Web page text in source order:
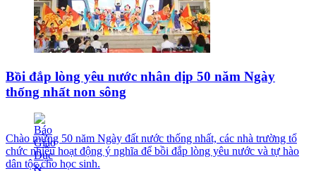
Bồi đắp lòng yêu nước nhân dịp 50 năm Ngày
thống nhất non sông
Chào mừng 50 năm Ngày đất nước thống nhất, các nhà trường tổ
chức nhiều hoạt động ý nghĩa để bồi đắp lòng yêu nước và tự hào
dân tộc cho học sinh.